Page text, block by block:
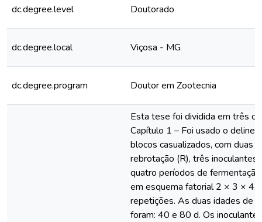
dc.degree.level Doutorado
dc.degree.local Viçosa - MG
dc.degree.program Doutor em Zootecnia
Esta tese foi dividida em três
Capítulo 1 – Foi usado o
blocos casualizados, com duas
rebrotação (R), três inoculantes
quatro períodos de
em esquema fatorial 2 × 3 × 4,
repetições. As duas idades de
foram: 40 e 80 d. Os